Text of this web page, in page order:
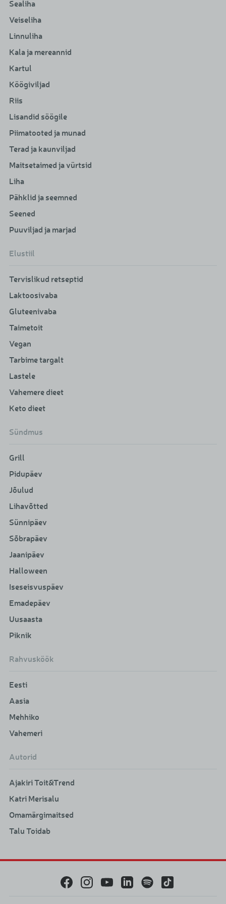
Sealiha
Veiseliha
Linnuliha
Kala ja mereannid
Kartul
Köögiviljad
Riis
Lisandid söögile
Piimatooted ja munad
Terad ja kaunviljad
Maitsetaimed ja vürtsid
Liha
Pähklid ja seemned
Seened
Puuviljad ja marjad
Elustiil
Tervislikud retseptid
Laktoosivaba
Gluteenivaba
Taimetoit
Vegan
Tarbime targalt
Lastele
Vahemere dieet
Keto dieet
Sündmus
Grill
Pidupäev
Jõulud
Lihavõtted
Sünnipäev
Sõbrapäev
Jaanipäev
Halloween
Iseseisvuspäev
Emadepäev
Uusaasta
Piknik
Rahvusköök
Eesti
Aasia
Mehhiko
Vahemeri
Autorid
Ajakiri Toit&Trend
Katri Merisalu
Omamärgimaitsed
Talu Toidab